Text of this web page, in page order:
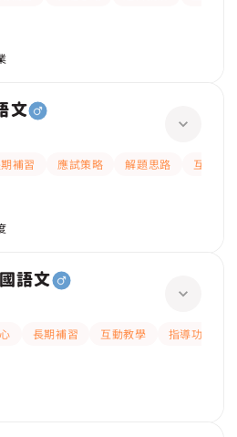
文
補習 應試策略 解題思路
互動教
語文
長期補習 互動教學 指導功課